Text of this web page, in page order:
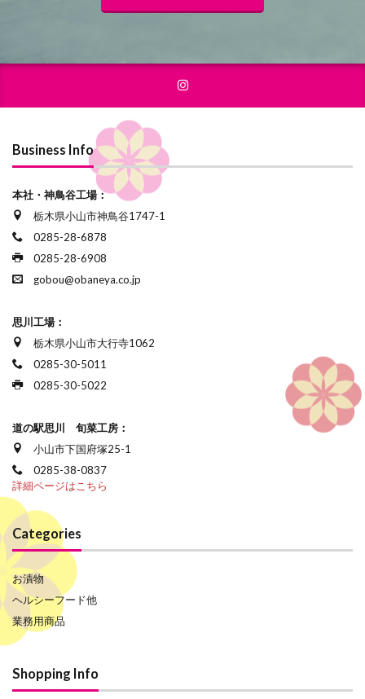
Business Info
本社・神鳥谷工場：
栃木県小山市神鳥谷1747-1
0285-28-6878
0285-28-6908
gobou@obaneya.co.jp
思川工場：
栃木県小山市大行寺1062
0285-30-5011
0285-30-5022
道の駅思川 旬菜工房：
小山市下国府塚25-1
0285-38-0837
詳細ページはこちら
Categories
お漬物
ヘルシーフード他
業務用商品
Shopping Info